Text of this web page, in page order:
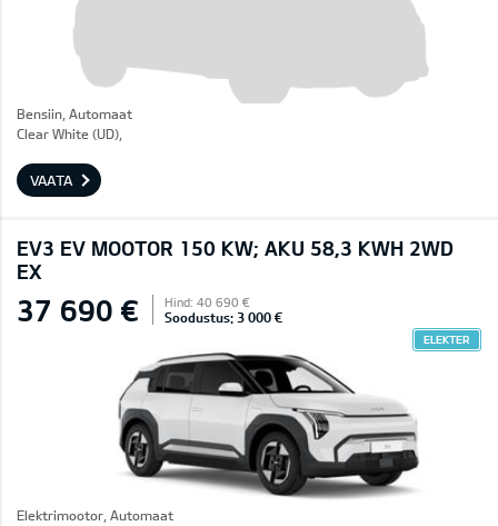
Bensiin, Automaat
Clear White (UD),
VAATA
EV3 EV MOOTOR 150 KW; AKU 58,3 KWH 2WD
EX
37 690 € Hind: 40 690 €
Soodustus: 3 000 €
ELEKTER
Elektrimootor, Automaat